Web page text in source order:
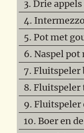
3. Drie appels
4.
5. Pot met
6. Naspel pot
7. Fluitspeler
8. Fluitspeler
9. Fluitspeler
10. Boer en